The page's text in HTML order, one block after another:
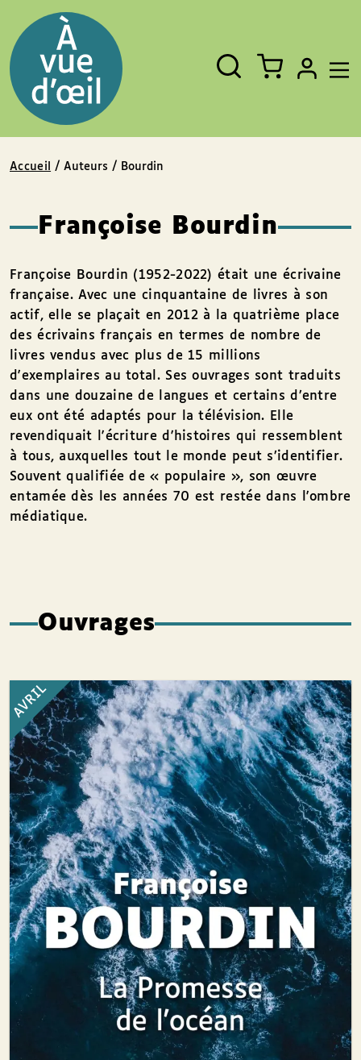
Fermer
Rechercher
un
livre,
un
auteur,
un
EAN
Accueil / Auteurs / Bourdin
Françoise Bourdin
Françoise Bourdin (1952-2022) était une écrivaine
française. Avec une cinquantaine de livres à son
actif, elle se plaçait en 2012 à la quatrième place
des écrivains français en termes de nombre de
livres vendus avec plus de 15 millions
d'exemplaires au total. Ses ouvrages sont traduits
dans une douzaine de langues et certains d’entre
eux ont été adaptés pour la télévision. Elle
revendiquait l'écriture d'histoires qui ressemblent
à tous, auxquelles tout le monde peut s’identifier.
Souvent qualifiée de « populaire », son œuvre
entamée dès les années 70 est restée dans l'ombre
médiatique.
Ouvrages
AVRIL